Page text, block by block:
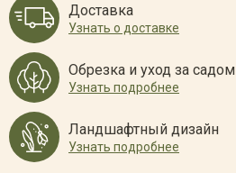
Доставка
Узнать о доставке
Обрезка и уход за садом
Узнать подробнее
Ландшафтный дизайн
Узнать подробнее